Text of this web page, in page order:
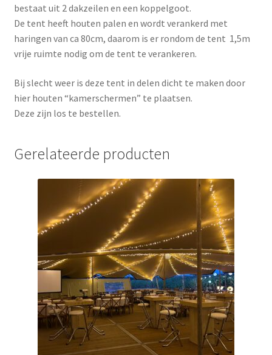
bestaat uit 2 dakzeilen en een koppelgoot.
De tent heeft houten palen en wordt verankerd met
haringen van ca 80cm, daarom is er rondom de tent 1,5m
vrije ruimte nodig om de tent te verankeren.
Bij slecht weer is deze tent in delen dicht te maken door
hier houten “kamerschermen” te plaatsen.
Deze zijn los te bestellen.
Gerelateerde producten